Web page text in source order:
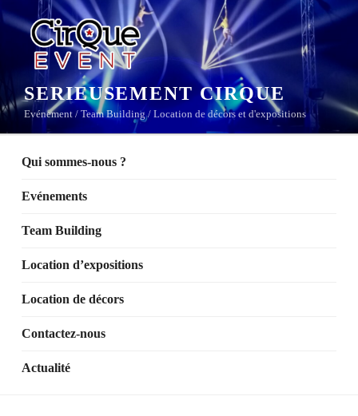
Aller
au
contenu
principal
SERIEUSEMENT CIRQUE
Evénement / Team Building / Location de décors et d'expositions
Qui sommes-nous ?
Evénements
Team Building
Location d’expositions
Location de décors
Contactez-nous
Actualité